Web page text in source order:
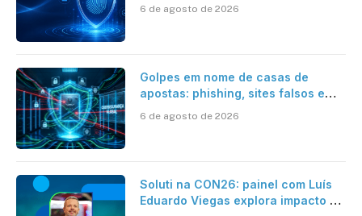
6 de agosto de 2026
Golpes em nome de casas de
apostas: phishing, sites falsos e
6 de agosto de 2026
Soluti na CON26: painel com Luís
Eduardo Viegas explora impacto de